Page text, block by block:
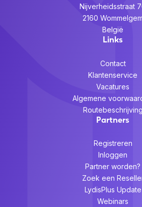
Nijverheidsstraat
2160 Wommelgem
België
Links
Contact
Klantenservice
Vacatures
Algemene
Routebeschrijving
Partners
Registreren
Inloggen
Partner worden?
Zoek een
LydisPlus Update
Webinars